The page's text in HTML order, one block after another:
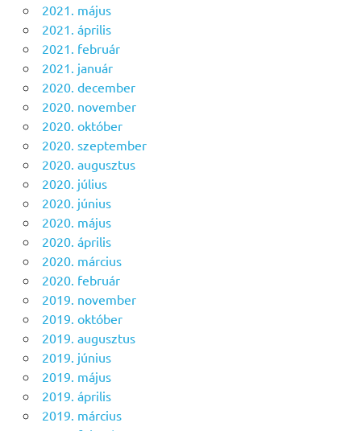
2021. május
2021. április
2021. február
2021. január
2020. december
2020. november
2020. október
2020. szeptember
2020. augusztus
2020. július
2020. június
2020. május
2020. április
2020. március
2020. február
2019. november
2019. október
2019. augusztus
2019. június
2019. május
2019. április
2019. március